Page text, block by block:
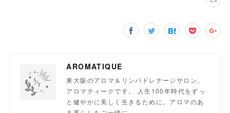
AROMATIQUE
東大阪のアロマ＆リンパドレナージサロン、
アロマティークです。 人生100年時代をずっ
と健やかに美しく生きるために。アロマのあ